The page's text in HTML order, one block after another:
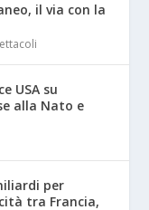
il via con la
USA su
alla Nato e
per
tra Francia,